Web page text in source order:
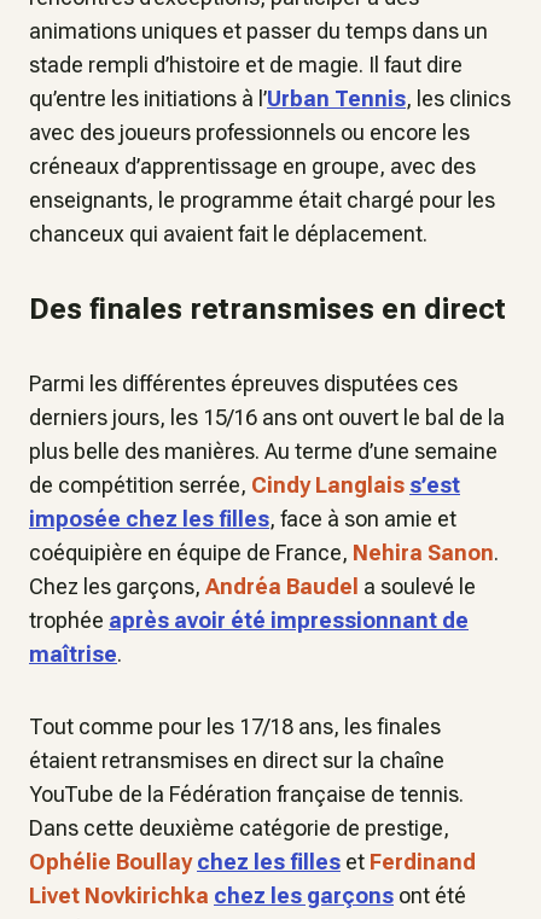
animations uniques et passer du temps dans un
stade rempli d’histoire et de magie. Il faut dire
qu’entre les initiations à l’Urban Tennis, les clinics
avec des joueurs professionnels ou encore les
créneaux d’apprentissage en groupe, avec des
enseignants, le programme était chargé pour les
chanceux qui avaient fait le déplacement.
Des finales retransmises en direct
Parmi les différentes épreuves disputées ces
derniers jours, les 15/16 ans ont ouvert le bal de la
plus belle des manières. Au terme d’une semaine
de compétition serrée, Cindy Langlais s’est
imposée chez les filles, face à son amie et
coéquipière en équipe de France, Nehira Sanon.
Chez les garçons, Andréa Baudel a soulevé le
trophée après avoir été impressionnant de
maîtrise.
Tout comme pour les 17/18 ans, les finales
étaient retransmises en direct sur la chaîne
YouTube de la Fédération française de tennis.
Dans cette deuxième catégorie de prestige,
Ophélie Boullay chez les filles et Ferdinand
Livet Novkirichka chez les garçons ont été